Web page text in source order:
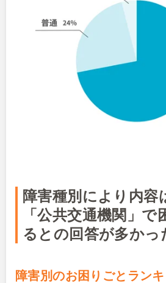
障害種別により内容
「公共交通機関」
るとの回答が多かっ
障害別のお困りごとラン